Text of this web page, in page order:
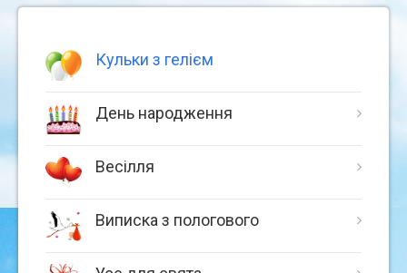
Кульки з гелієм
День народження
Весілля
Виписка з пологового